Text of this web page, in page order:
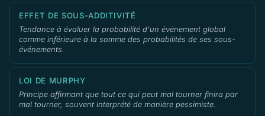
EFFET DE SOUS-ADDITIVITÉ
Tendance à évaluer la probabilité d'un événement global
comme inférieure à la somme des probabilités de ses sous-
événements.
LOI DE MURPHY
Principe affirmant que tout ce qui peut mal tourner finira par
mal tourner, souvent interprété de manière pessimiste.